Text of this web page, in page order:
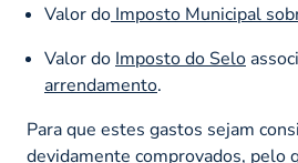
Valor do Imposto Municipal
Valor do Imposto do Selo
arrendamento.
Para que estes gastos sejam
devidamente comprovados, pelo